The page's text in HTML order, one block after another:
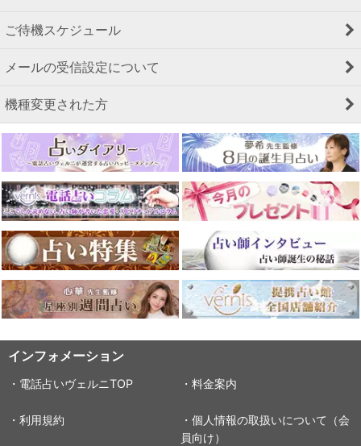
ご待機スケジュール
メールの受信設定について
機種変更された方
インフォメーション
・電話占いヴェルニTOP ・料金案内
・利用規約
・個人情報の取扱いについて（会
員向け）